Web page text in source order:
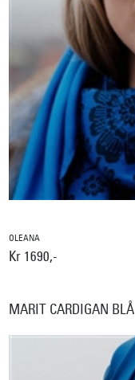
OLEANA
Kr 1690,-
MARIT CARDIGAN BLÅ